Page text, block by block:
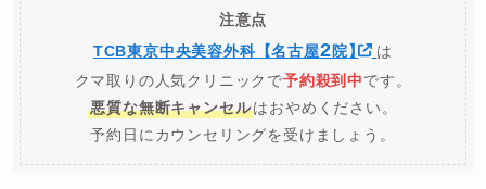
注意点
TCB東京中央美容外科【名古屋2院】
は
クマ取りの人気クリニックで予約殺到中です。
悪質な無断キャンセルはおやめください。
予約日にカウンセリングを受けましょう。